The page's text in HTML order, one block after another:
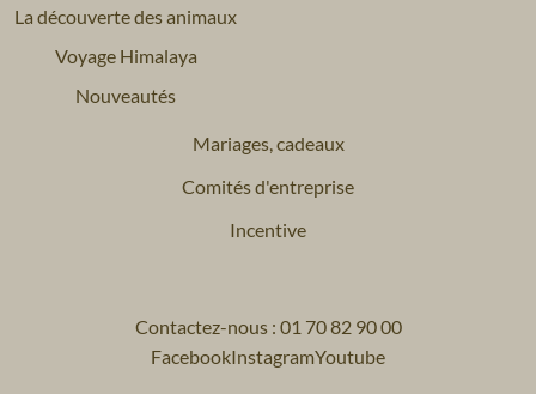
La découverte des animaux
Voyage Himalaya
Nouveautés
Mariages, cadeaux
Comités d'entreprise
Incentive
Contactez-nous : 01 70 82 90 00
FacebookInstagramYoutube